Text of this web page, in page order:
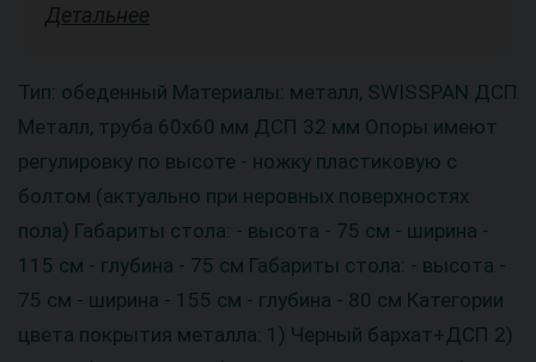
Детальнее
Тип: обеденный Материалы: металл, SWISSPAN ДСП
Металл, труба 60х60 мм ДСП 32 мм Опоры имеют
регулировку по высоте - ножку пластиковую с
болтом (актуально при неровных поверхностях
пола) Габариты стола: - высота - 75 см - ширина -
115 см - глубина - 75 см Габариты стола: - высота -
75 см - ширина - 155 см - глубина - 80 см Категории
цвета покрытия металла: 1) Черный бархат+ДСП 2)